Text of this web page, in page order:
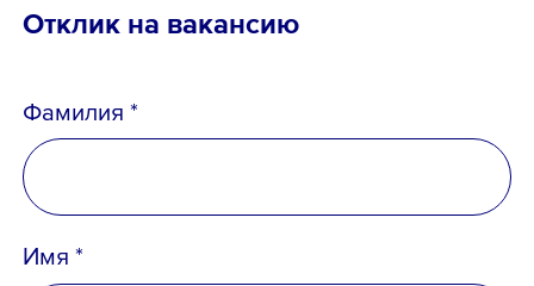
Отклик на вакансию
Фамилия *
Имя *